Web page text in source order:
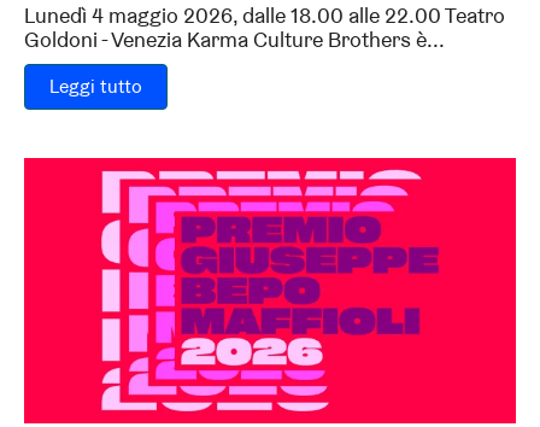
Lunedì 4 maggio 2026, dalle 18.00 alle 22.00 Teatro
Goldoni - Venezia Karma Culture Brothers è...
Leggi tutto